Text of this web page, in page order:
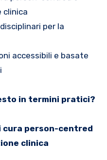
clinica
per la
accessibili e basate
in termini pratici?
cura person-centred
clinica